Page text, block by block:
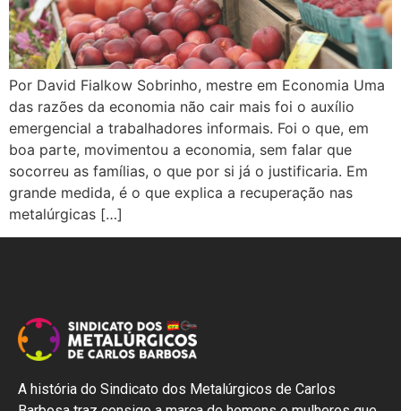
Por David Fialkow Sobrinho, mestre em Economia Uma
das razões da economia não cair mais foi o auxílio
emergencial a trabalhadores informais. Foi o que, em
boa parte, movimentou a economia, sem falar que
socorreu as famílias, o que por si já o justificaria. Em
grande medida, é o que explica a recuperação nas
metalúrgicas […]
A história do Sindicato dos Metalúrgicos de Carlos